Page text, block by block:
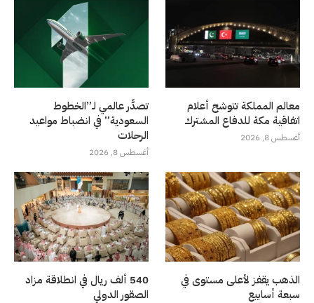
معالم المملكة تتوشح أعلام
اتفاقية مكة للدفاع المشترك
أغسطس 8, 2026
تصدُّر عالمي لـ”الخطوط
السعودية” في انضباط مواعيد
الرحلات
أغسطس 8, 2026
الذهب يقفز لأعلى مستوى في
سبعة أسابيع
540 ألف ريال في انطلاقة مزاد
الصقور الدولي